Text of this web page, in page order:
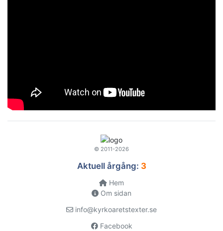
© 2011-2026
Aktuell årgång: 3
Hem
Om sidan
info@kyrkoaretstexter.se
Facebook